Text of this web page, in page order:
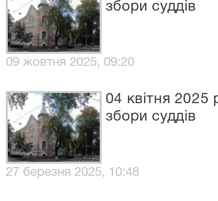
збори суддів
09 жовтня 2025, 09:20
04 квітня 2025
збори суддів
27 березня 2025, 10:48